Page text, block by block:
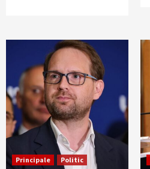
Principale Politic